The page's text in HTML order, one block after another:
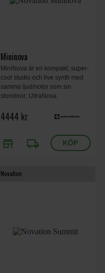
Mininova
MiniNova är en kompakt, super-
cool studio och live synth med
samma ljudmotor som sin
storebror; UltraNova.
4444 kr
store local_shipping
Novation